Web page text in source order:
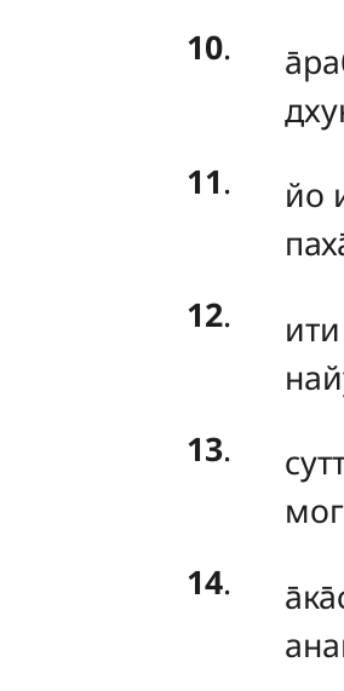
10.
11. йо
12. ити
13.
14.